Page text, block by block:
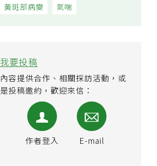
黃斑部病變
氣喘
我要投稿
內容提供合作、相關採訪活動，或
是投稿邀約，歡迎來信：
作者登入 E-mail